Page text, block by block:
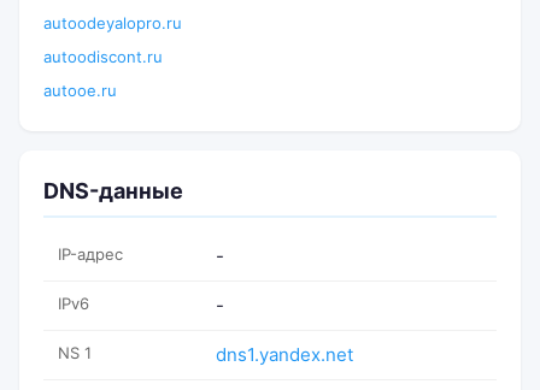
autoodeyalopro.ru
autoodiscont.ru
autooe.ru
DNS-данные
IP-адрес -
IPv6 -
NS 1 dns1.yandex.net